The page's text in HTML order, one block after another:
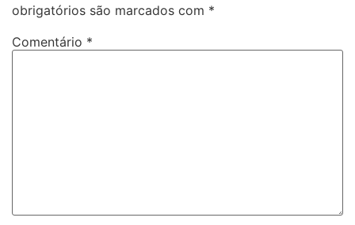
obrigatórios são marcados com *
Comentário *